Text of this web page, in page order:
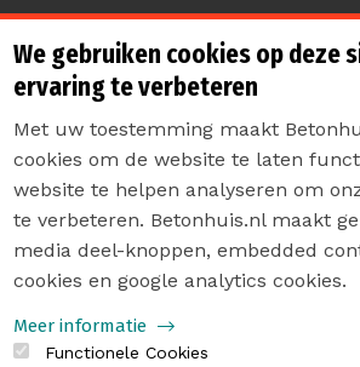
Sterk de
Contact
Privacyverklaring
Sitemap
We gebruiken cookies op deze
ervaring te verbeteren
Met uw toestemming maakt
cookies om de website te laten
website te helpen analyseren om
te verbeteren. Betonhuis.nl maakt
media deel-knoppen, embedded
cookies en google analytics cookies.
Meer informatie
Functionele Cookies